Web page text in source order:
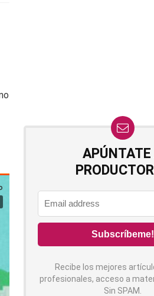
APÚNTATE
Recibe los mejores
profesionales, acceso a
Sin SPAM.